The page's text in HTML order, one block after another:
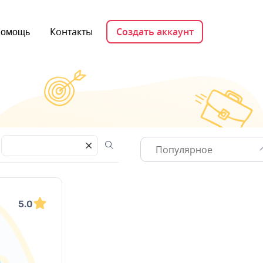
Контакты Создать аккаунт
× Популярное
5.0